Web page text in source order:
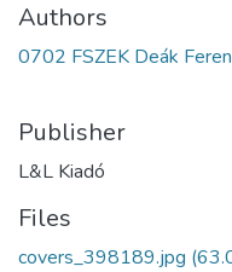
Authors
0702 FSZEK Deák
Publisher
L&L Kiadó
Files
covers_398189.jpg